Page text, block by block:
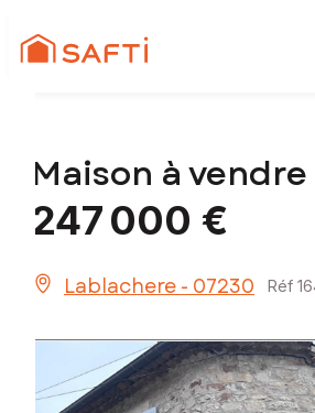
Maison à vendre
247 000 €
Lablachere - 07230 Réf